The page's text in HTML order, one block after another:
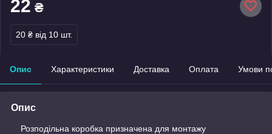
22 ₴
20 ₴ від 10 шт.
Опис Характеристики Доставка Оплата Умови
Опис
Розподільна коробка призначена для монтажу